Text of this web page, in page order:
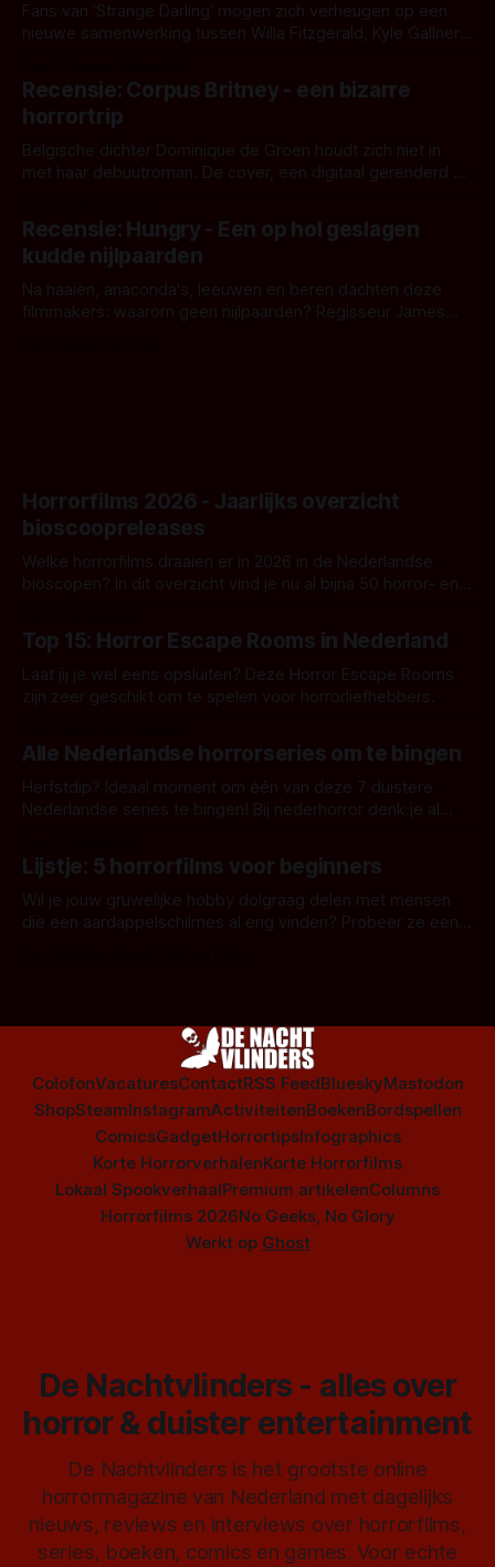
Fans van 'Strange Darling' mogen zich verheugen op een
nieuwe samenwerking tussen Willa Fitzgerald, Kyle Gallner
'Skeletons', een nieuwe creature feature waarvoor de
opnames zijn gestart in Australië.
Recensie: Corpus Britney - een bizarre
horrortrip
Belgische dichter Dominique de Groen houdt zich niet in
met haar debuutroman. De cover, een digitaal gerenderd en
achtergrond, belooft iets kleurrijks maar onheilspellends,
iets ongrijpbaars. En dat maakt De Groen met ieder woord
waar.
Recensie: Hungry - Een op hol geslagen
kudde nijlpaarden
Na haaien, anaconda's, leeuwen en beren dachten deze
filmmakers: waarom geen nijlpaarden? Regisseur James
Horrorfilms 2026 - Jaarlijks overzicht
bioscoopreleases
Welke horrorfilms draaien er in 2026 in de Nederlandse
bioscopen? In dit overzicht vind je nu al bijna 50 horror- en
Top 15: Horror Escape Rooms in Nederland
Laat jij je wel eens opsluiten? Deze Horror Escape Rooms
zijn zeer geschikt om te spelen voor horrorliefhebbers.
Alle Nederlandse horrorseries om te bingen
Herfstdip? Ideaal moment om één van deze 7 duistere
Nederlandse series te bingen! Bij nederhorror denk je al
Amsterdamned of The Johnsons. Maar Nederlandse horror
is niet beperkt tot films. Hier een aantal Nederlandse tv-
series uit het duistere of horrorgenre. Als
Lijstje: 5 horrorfilms voor beginners
Wil je jouw gruwelijke hobby dolgraag delen met mensen
die een aardappelschilmes al eng vinden? Probeer ze eens
ColofonVacaturesContactRSS FeedBlueskyMastodon
ShopSteamInstagramActiviteitenBoekenBordspellen
ComicsGadgetHorrortipsInfographics
Korte HorrorverhalenKorte Horrorfilms
Lokaal SpookverhaalPremium artikelenColumns
Horrorfilms 2026No Geeks, No Glory
Werkt op Ghost
De Nachtvlinders - alles over
horror & duister entertainment
De Nachtvlinders is het grootste online
horrormagazine van Nederland met dagelijks
nieuws, reviews en interviews over horrorfilms,
series, boeken, comics en games. Voor echte